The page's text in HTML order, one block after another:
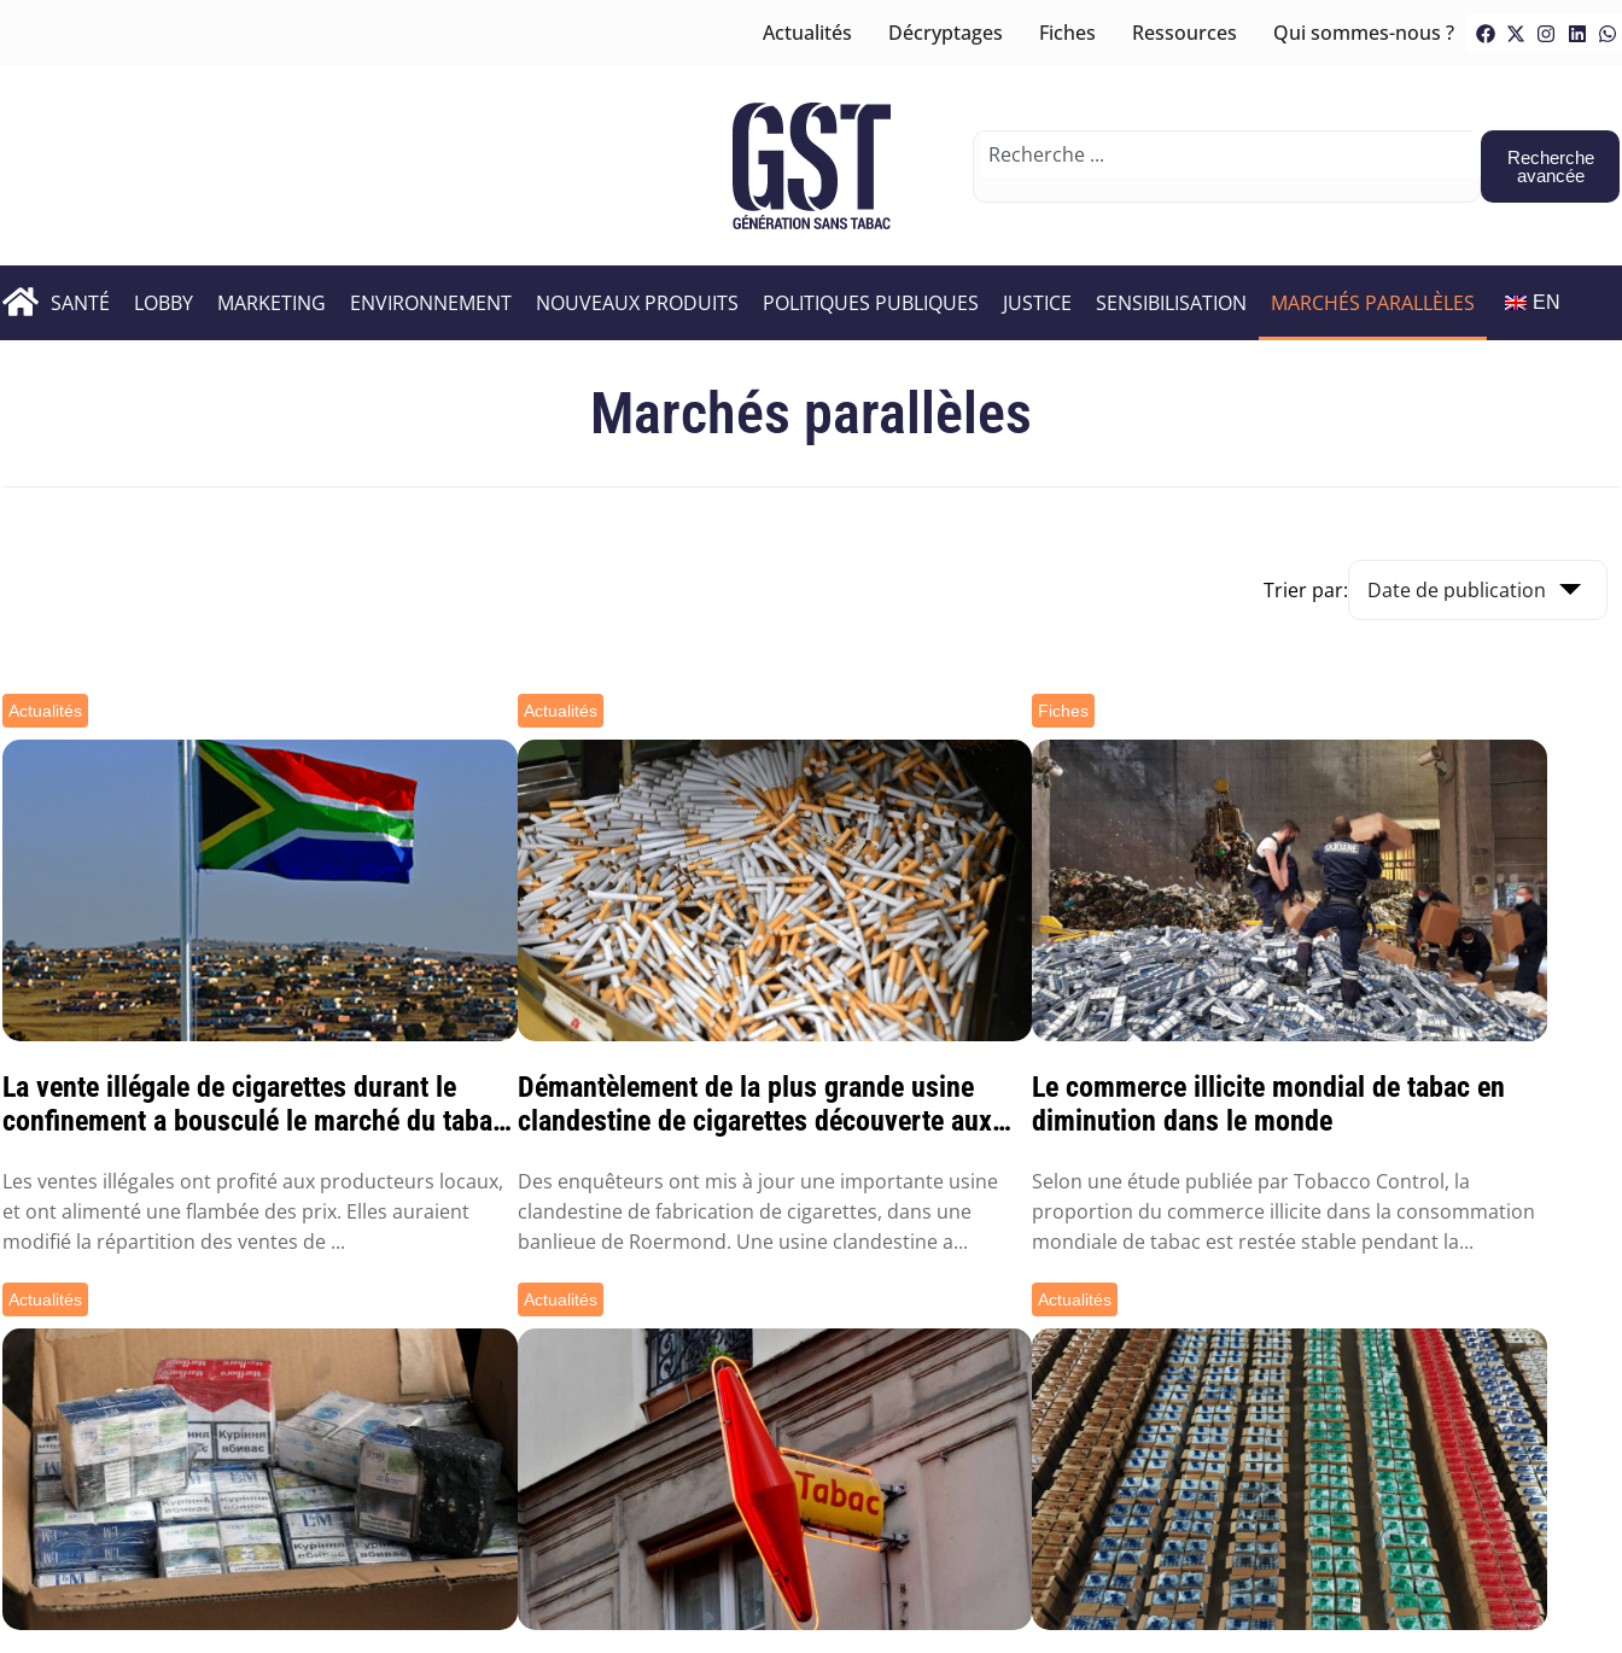
Actualités Décryptages Fiches Ressources Qui sommes-nous ?
Recherche
avancée
SANTÉ LOBBY MARKETING ENVIRONNEMENT NOUVEAUX PRODUITS POLITIQUES PUBLIQUES JUSTICE SENSIBILISATION MARCHÉS PARALLÈLES EN
Marchés parallèles
Trier par:
Actualités
La vente illégale de cigarettes durant le
confinement a bousculé le marché du tabac
Les ventes illégales ont profité aux producteurs locaux,
et ont alimenté une flambée des prix. Elles auraient
modifié la répartition des ventes de ...
Actualités
Démantèlement de la plus grande usine
clandestine de cigarettes découverte aux
Des enquêteurs ont mis à jour une importante usine
clandestine de fabrication de cigarettes, dans une
banlieue de Roermond. Une usine clandestine a...
Fiches
Le commerce illicite mondial de tabac en
diminution dans le monde
Selon une étude publiée par Tobacco Control, la
proportion du commerce illicite dans la consommation
mondiale de tabac est restée stable pendant la...
Actualités Actualités Actualités